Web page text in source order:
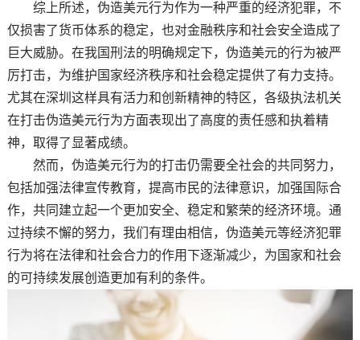
综上所述，伪造美元行为作为一种严重的经济犯罪，不
仅损害了货币体系的稳定，也对金融秩序和社会安全造成了
巨大威胁。在我国刑法的明确规定下，伪造美元的行为被严
厉打击，为维护国家经济秩序和社会稳定提供了有力支持。
尤其在深圳这样具有活力和创新精神的特区，各级执法机关
在打击伪造美元行为方面表现出了高度的责任感和执着精
神，取得了显著成绩。
然而，伪造美元行为的打击仍需要全社会的共同努力，
包括加强法律宣传教育，提高市民的法律意识，加强国际合
作，共同建立起一个更加安全、稳定和繁荣的经济环境。通
过持续不懈的努力，我们有理由相信，伪造美元等经济犯罪
行为将在法律和社会合力的作用下逐渐减少，为国家和社会
的可持续发展创造更加有利的条件。